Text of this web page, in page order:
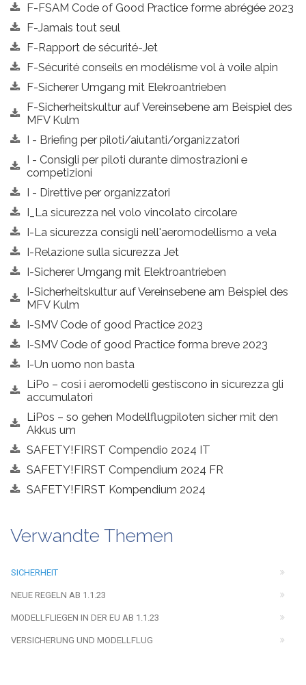
F-FSAM Code of Good Practice forme abrégée 2023
F-Jamais tout seul
F-Rapport de sécurité-Jet
F-Sécurité conseils en modélisme vol à voile alpin
F-Sicherer Umgang mit Elekroantrieben
F-Sicherheitskultur auf Vereinsebene am Beispiel des
MFV Kulm
I - Briefing per piloti/aiutanti/organizzatori
I - Consigli per piloti durante dimostrazioni e
competizioni
I - Direttive per organizzatori
I_La sicurezza nel volo vincolato circolare
I-La sicurezza consigli nell'aeromodellismo a vela
I-Relazione sulla sicurezza Jet
I-Sicherer Umgang mit Elektroantrieben
I-Sicherheitskultur auf Vereinsebene am Beispiel des
MFV Kulm
I-SMV Code of good Practice 2023
I-SMV Code of good Practice forma breve 2023
I-Un uomo non basta
LiPo – così i aeromodelli gestiscono in sicurezza gli
accumulatori
LiPos – so gehen Modellflugpiloten sicher mit den
Akkus um
SAFETY!FIRST Compendio 2024 IT
SAFETY!FIRST Compendium 2024 FR
SAFETY!FIRST Kompendium 2024
Verwandte Themen
SICHERHEIT
NEUE REGELN AB 1.1.23
MODELLFLIEGEN IN DER EU AB 1.1.23
VERSICHERUNG UND MODELLFLUG